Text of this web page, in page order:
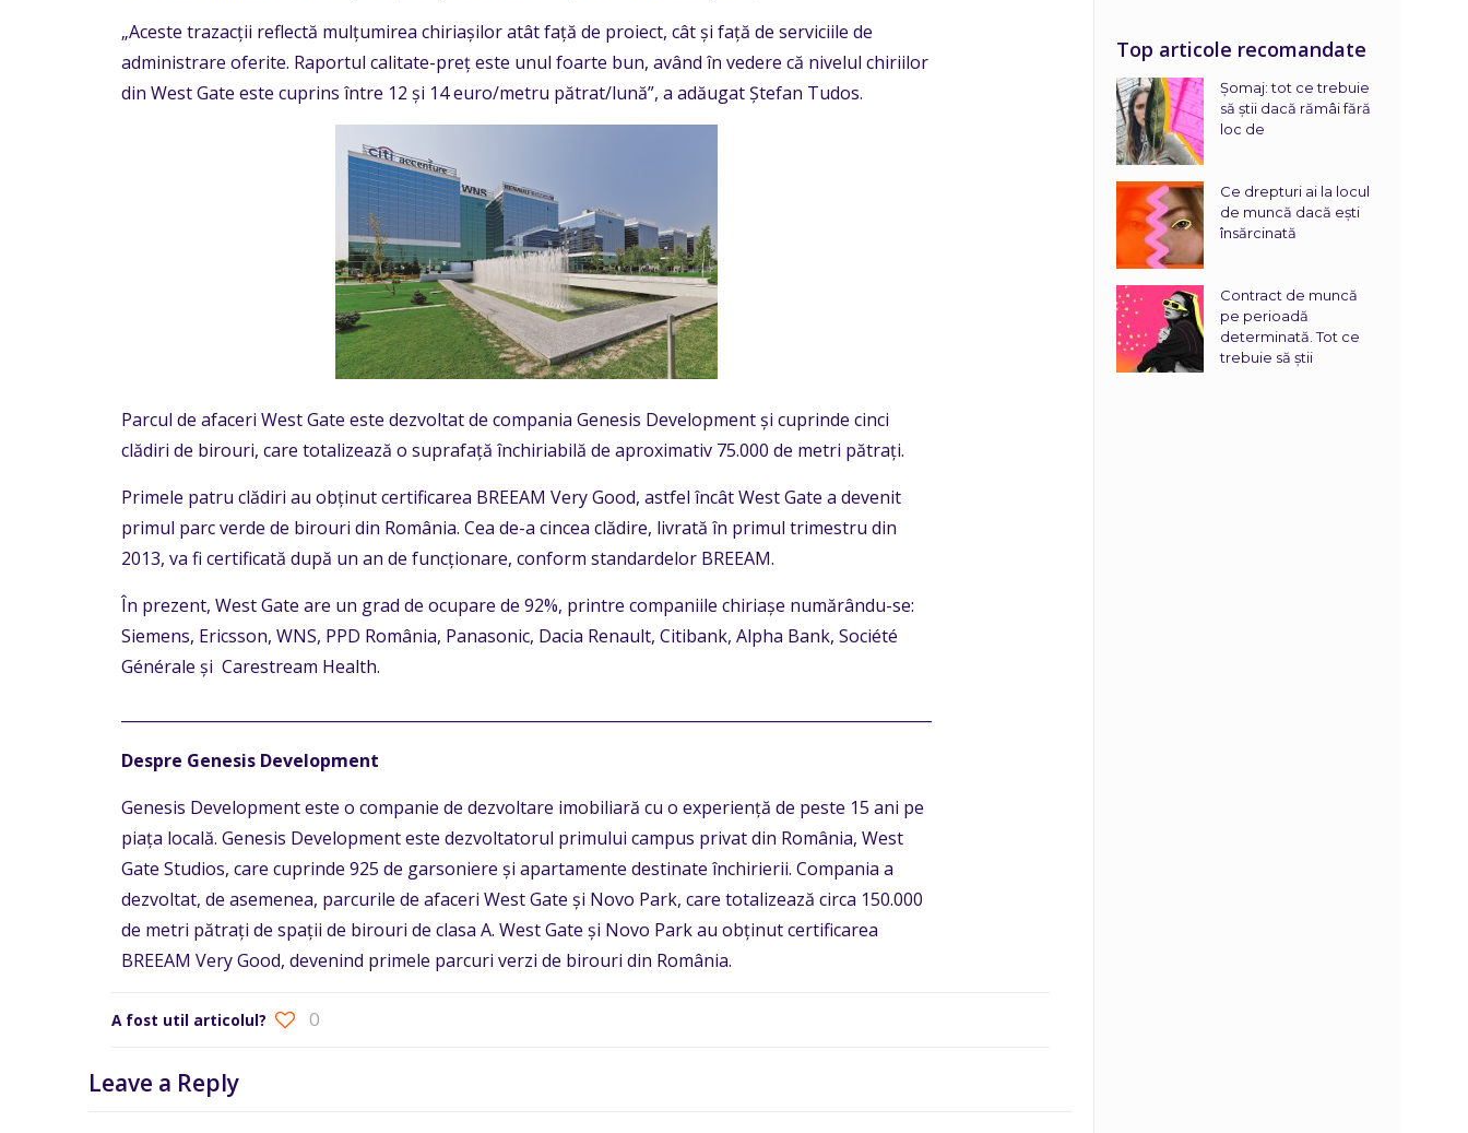
„Aceste trazacții reflectă mulțumirea chiriașilor atât față de proiect, cât și față de serviciile de
administrare oferite. Raportul calitate-preț este unul foarte bun, având în vedere că nivelul chiriilor
din West Gate este cuprins între 12 și 14 euro/metru pătrat/lună”, a adăugat Ștefan Tudos.
Parcul de afaceri West Gate este dezvoltat de compania Genesis Development și cuprinde cinci
clădiri de birouri, care totalizează o suprafață închiriabilă de aproximativ 75.000 de metri pătrați.
Primele patru clădiri au obținut certificarea BREEAM Very Good, astfel încât West Gate a devenit
primul parc verde de birouri din România. Cea de-a cincea clădire, livrată în primul trimestru din
2013, va fi certificată după un an de funcționare, conform standardelor BREEAM.
În prezent, West Gate are un grad de ocupare de 92%, printre companiile chiriașe numărându-se:
Siemens, Ericsson, WNS, PPD România, Panasonic, Dacia Renault, Citibank, Alpha Bank, Société
Générale și Carestream Health.
Despre Genesis Development
Genesis Development este o companie de dezvoltare imobiliară cu o experiență de peste 15 ani pe
piața locală. Genesis Development este dezvoltatorul primului campus privat din România, West
Gate Studios, care cuprinde 925 de garsoniere și apartamente destinate închirierii. Compania a
dezvoltat, de asemenea, parcurile de afaceri West Gate și Novo Park, care totalizează circa 150.000
de metri pătrați de spații de birouri de clasa A. West Gate și Novo Park au obținut certificarea
BREEAM Very Good, devenind primele parcuri verzi de birouri din România.
A fost util articolul? 0
Leave a Reply
Top articole recomandate
Șomaj: tot ce trebuie
să știi dacă rămâi fără
loc de
Ce drepturi ai la locul
de muncă dacă ești
însărcinată
Contract de muncă
pe perioadă
determinată. Tot ce
trebuie să știi